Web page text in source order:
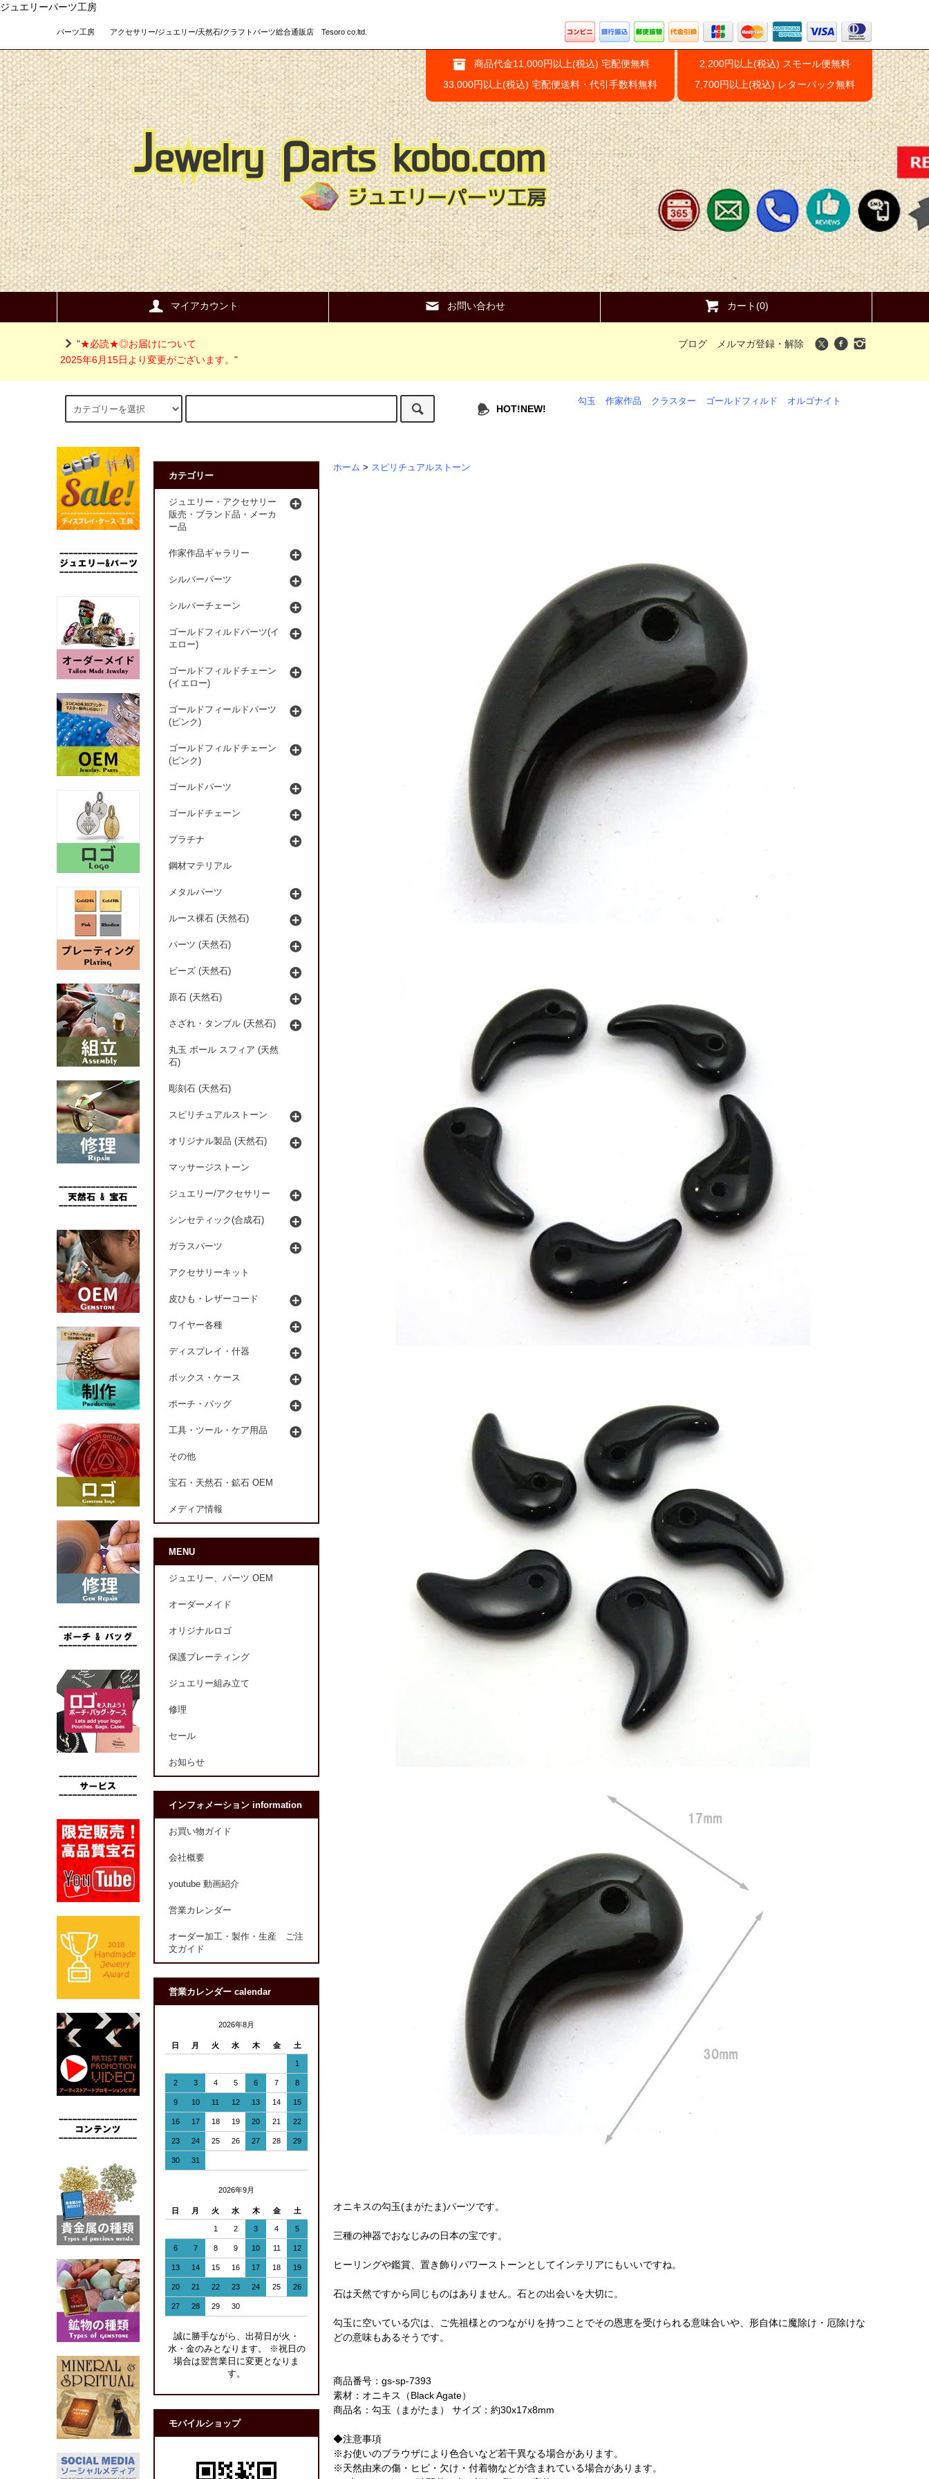
ジュエリーパーツ工房
パーツ工房 アクセサリー/ジュエリー/天然石/クラフトパーツ総合通販店 Tesoro co.ltd.
商品代金11,000円以上(税込) 宅配便無料
33,000円以上(税込) 宅配便送料・代引手数料無料
2,200円以上(税込) スモール便無料
7,700円以上(税込) レターパック無料
マイアカウント お問い合わせ カート(0)
"★必読★◎お届けについて
2025年6月15日より変更がございます。 "
ブログ メルマガ登録・解除
HOT!NEW!
勾玉 作家作品 クラスター ゴールドフィルド オルゴナイト
ホーム > スピリチュアルストーン
オニキスの勾玉(まがたま)パーツです。
三種の神器でおなじみの日本の宝です。
ヒーリングや鑑賞、置き飾りパワーストーンとしてインテリアにもいいですね。
石は天然ですから同じものはありません。石との出会いを大切に。
勾玉に空いている穴は、ご先祖様とのつながりを持つことでその恩恵を受けられる意味合いや、形自体に魔除け・厄除けな
どの意味もあるそうです。
商品番号：gs-sp-7393
素材：オニキス（Black Agate）
商品名：勾玉（まがたま） サイズ：約30x17x8mm
◆注意事項
※お使いのブラウザにより色合いなど若干異なる場合があります。
※天然由来の傷・ヒビ・欠け・付着物などが含まれている場合があります。
カテゴリー
ジュエリー・アクセサリー
販売・ブランド品・メーカ
ー品
作家作品ギャラリー
シルバーパーツ
シルバーチェーン
ゴールドフィルドパーツ(イ
エロー)
ゴールドフィルドチェーン
(イエロー)
ゴールドフィールドパーツ
(ピンク)
ゴールドフィルドチェーン
(ピンク)
ゴールドパーツ
ゴールドチェーン
プラチナ
鋼材マテリアル
メタルパーツ
ルース裸石 (天然石)
パーツ (天然石)
ビーズ (天然石)
原石 (天然石)
さざれ・タンブル (天然石)
丸玉 ボール スフィア (天然
石)
彫刻石 (天然石)
スピリチュアルストーン
オリジナル製品 (天然石)
マッサージストーン
ジュエリー/アクセサリー
シンセティック(合成石)
ガラスパーツ
アクセサリーキット
皮ひも・レザーコード
ワイヤー各種
ディスプレイ・什器
ボックス・ケース
ポーチ・バッグ
工具・ツール・ケア用品
その他
宝石・天然石・鉱石 OEM
メディア情報
MENU
ジュエリー、パーツ OEM
オーダーメイド
オリジナルロゴ
保護プレーティング
ジュエリー組み立て
修理
セール
お知らせ
インフォメーション information
お買い物ガイド
会社概要
youtube 動画紹介
営業カレンダー
オーダー加工・製作・生産 ご注
文ガイド
営業カレンダー calendar
2026年8月
日 月 火 水 木 金 土
1
2 3 4 5 6 7 8
9 10 11 12 13 14 15
16 17 18 19 20 21 22
23 24 25 26 27 28 29
30 31
2026年9月
日 月 火 水 木 金 土
1 2 3 4 5
6 7 8 9 10 11 12
13 14 15 16 17 18 19
20 21 22 23 24 25 26
27 28 29 30
誠に勝手ながら、出荷日が火・
水・金のみとなります。 ※祝日の
場合は翌営業日に変更となりま
す。
モバイルショップ